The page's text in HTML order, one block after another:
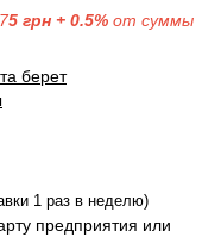
75 грн + 0.5% от суммы
берет
1 раз в неделю)
предприятия или